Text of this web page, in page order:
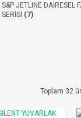
S&P JETLINE DAİRESEL
SERİSİ (7)
Toplam 32